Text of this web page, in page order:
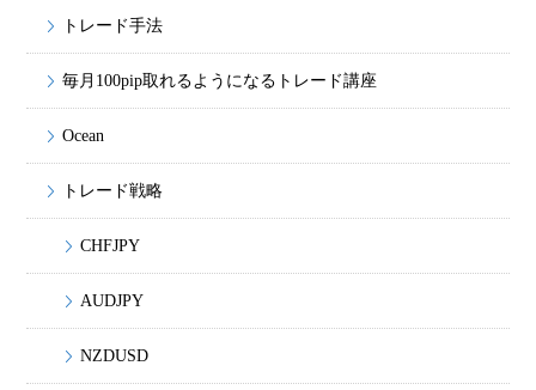
トレード手法
毎月100pip取れるようになるトレード講座
Ocean
トレード戦略
CHFJPY
AUDJPY
NZDUSD